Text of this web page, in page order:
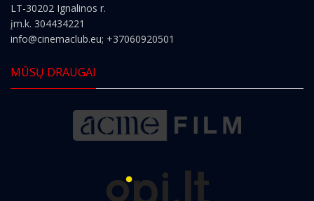
LT-30202 Ignalinos r.
įm.k. 304434221
info@cinemaclub.eu; +37060920501
MŪSŲ DRAUGAI